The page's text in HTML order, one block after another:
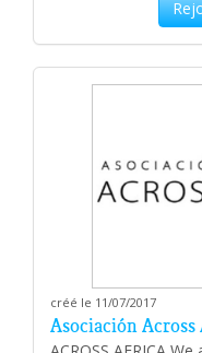
créé le 11/07/2017
Asociación